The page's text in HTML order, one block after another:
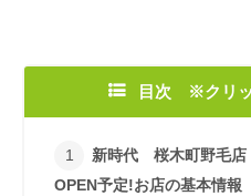
目次 ※クリ
新時代 桜木町野毛店
OPEN予定!お店の基本情報